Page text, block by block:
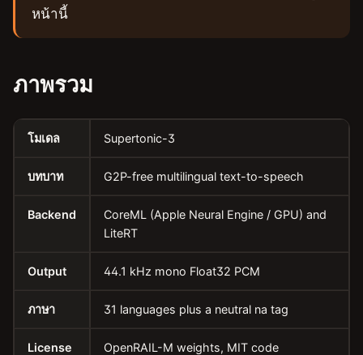
หน้านี้
ภาพรวม
โมเดล Supertonic-3
บทบาท G2P-free multilingual text-to-speech
Backend
CoreML (Apple Neural Engine / GPU) and
LiteRT
Output 44.1 kHz mono Float32 PCM
ภาษา 31 languages plus a neutral na tag
License OpenRAIL-M weights, MIT code